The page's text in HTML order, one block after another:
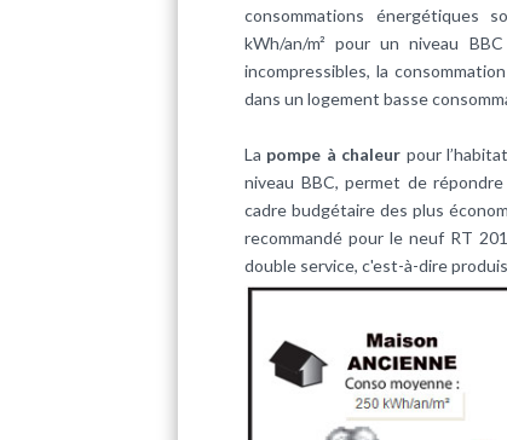
consommations énergétiques
kWh/an/m² pour un niveau
incompressibles, la
dans un logement basse
La pompe à chaleur pour
niveau BBC, permet de
cadre budgétaire des plus
recommandé pour le neuf RT
double service, c'est-à-dire